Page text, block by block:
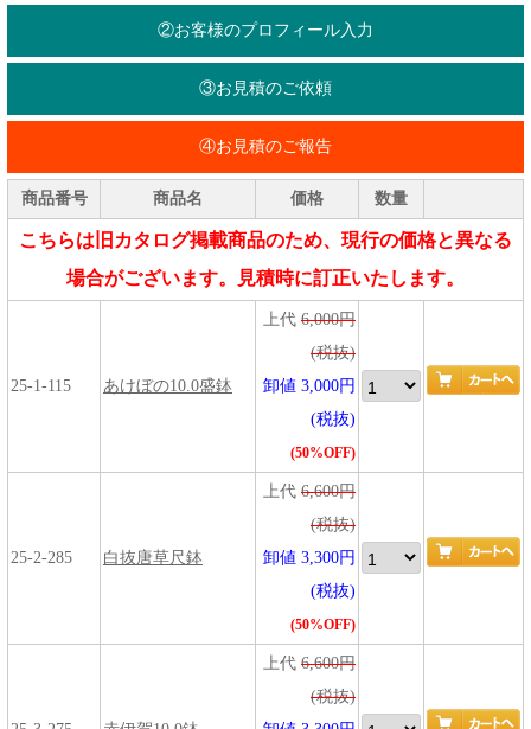
②お客様のプロフィール入力
③お見積のご依頼
④お見積のご報告
商品番号 商品名 価格 数量
こちらは旧カタログ掲載商品のため、現行の価格と異なる
場合がございます。見積時に訂正いたします。
25-1-115 あけぼの10.0盛鉢
上代 6,000円
(税抜)
卸値 3,000円
(税抜)
(50%OFF)
25-2-285 白抜唐草尺鉢
上代 6,600円
(税抜)
卸値 3,300円
(税抜)
(50%OFF)
上代 6,600円
(税抜)